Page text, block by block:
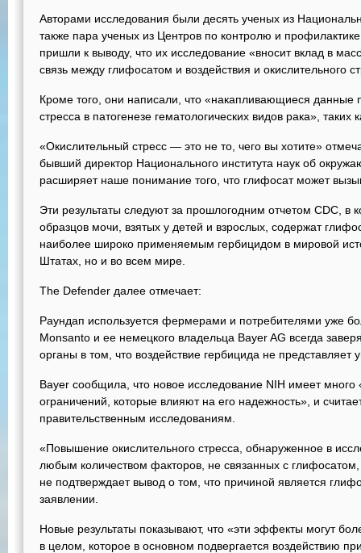
Авторами исследования были десять ученых из
также пара ученых из Центров по контролю и
пришли к выводу, что их исследование «вносит вклад в
связь между глифосатом и воздействия и окислительного
Кроме того, они написали, что «накапливающиеся данные
стресса в патогенезе гематологических видов рака»,
«Окислительный стресс — это не то, чего вы хотите»
бывший директор Национального института наук об
расширяет наше понимание того, что глифосат может
Эти результаты следуют за прошлогодним отчетом CDC, в
образцов мочи, взятых у детей и взрослых, содержат
наиболее широко применяемым гербицидом в мировой
Штатах, но и во всем мире.
The Defender далее отмечает:
Раундап используется фермерами и потребителями уже
Monsanto и ее немецкого владельца Bayer AG всегда
органы в том, что воздействие гербицида не представляет
Bayer сообщила, что новое исследование NIH имеет много
ограничений, которые влияют на его надежность», и
правительственным исследованиям.
«Повышение окислительного стресса, обнаруженное в
любым количеством факторов, не связанных с
не подтверждает вывод о том, что причиной является
заявлении.
Новые результаты показывают, что «эти эффекты могут
в целом, которое в основном подвергается воздействию